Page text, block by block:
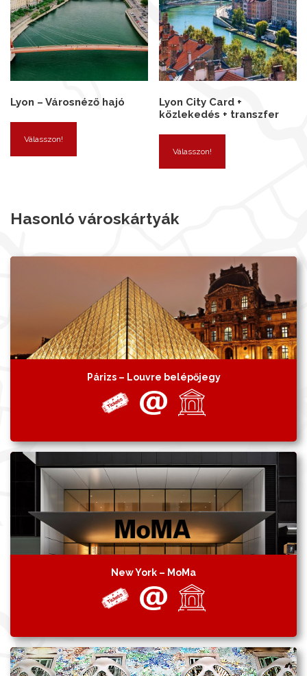
Lyon – Városnéző hajó
Válasszon!
Lyon City Card +
közlekedés + transzfer
Válasszon!
Hasonló városkártyák
Párizs – Louvre belépőjegy
New York – MoMa